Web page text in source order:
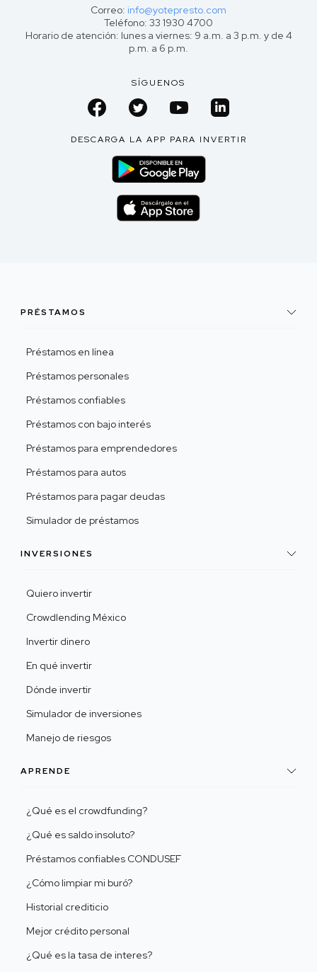
Correo: info@yotepresto.com
Teléfono: 33 1930 4700
Horario de atención: lunes a viernes: 9 a.m. a 3 p.m. y de 4
p.m. a 6 p.m.
SÍGUENOS
DESCARGA LA APP PARA INVERTIR
PRÉSTAMOS
Préstamos en línea
Préstamos personales
Préstamos confiables
Préstamos con bajo interés
Préstamos para emprendedores
Préstamos para autos
Préstamos para pagar deudas
Simulador de préstamos
INVERSIONES
Quiero invertir
Crowdlending México
Invertir dinero
En qué invertir
Dónde invertir
Simulador de inversiones
Manejo de riesgos
APRENDE
¿Qué es el crowdfunding?
¿Qué es saldo insoluto?
Préstamos confiables CONDUSEF
¿Cómo limpiar mi buró?
Historial crediticio
Mejor crédito personal
¿Qué es la tasa de interes?